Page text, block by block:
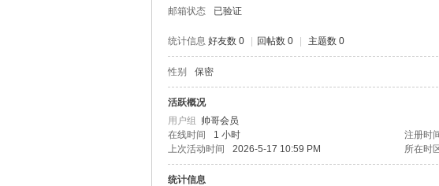
邮箱状态
已验证
统计信息 好友数 0 回帖数 0 主题数 0
性别 保密
活跃概况
用户组 帅哥会员
在线时间
1 小时 注册时
上次活动时间
2026-5-17 10:59 PM 所在时
统计信息